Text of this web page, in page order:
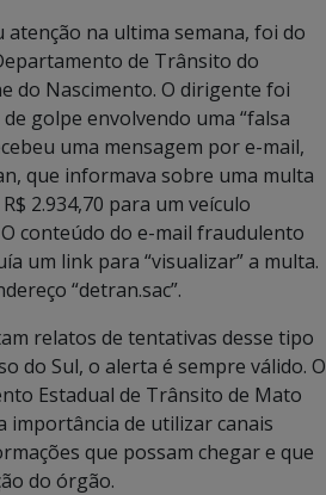
atenção na ultima semana, foi do
de Trânsito do
do Nascimento. O dirigente foi
golpe envolvendo uma “falsa
uma mensagem por e-mail,
que informava sobre uma multa
2.934,70 para um veículo
conteúdo do e-mail fraudulento
um link para “visualizar” a multa.
“detran.sac”.
relatos de tentativas desse tipo
do Sul, o alerta é sempre válido. O
Estadual de Trânsito de Mato
importância de utilizar canais
que possam chegar e que
do órgão.